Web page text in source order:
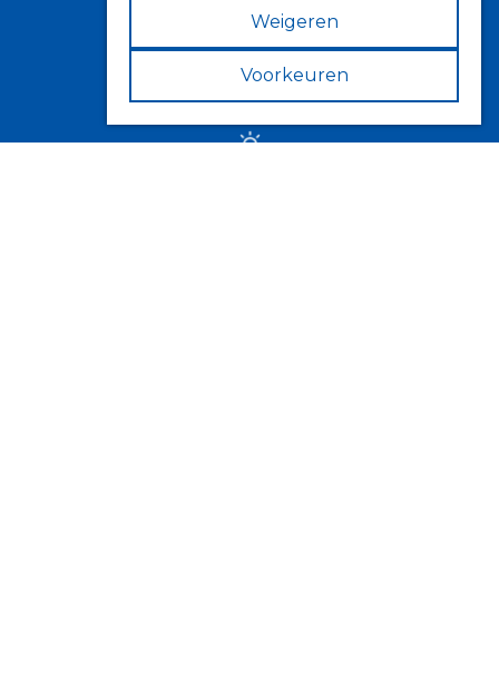
Over ons
Tips
Verkooppunten
Weigeren
Voorkeuren